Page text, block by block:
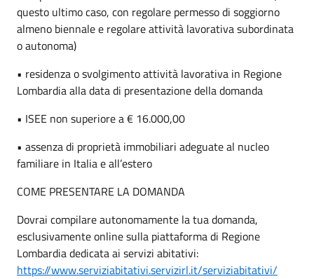
questo ultimo caso, con regolare permesso di soggiorno
almeno biennale e regolare attività lavorativa subordinata
o autonoma)
• residenza o svolgimento attività lavorativa in Regione
Lombardia alla data di presentazione della domanda
• ISEE non superiore a € 16.000,00
• assenza di proprietà immobiliari adeguate al nucleo
familiare in Italia e all’estero
COME PRESENTARE LA DOMANDA
Dovrai compilare autonomamente la tua domanda,
esclusivamente online sulla piattaforma di Regione
Lombardia dedicata ai servizi abitativi:
https://www.serviziabitativi.servizirl.it/serviziabitativi/